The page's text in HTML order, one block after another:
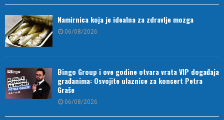
Namirnica koja je idealna za zdravlje mozga
06/08/2026
Bingo Group i ove godine otvara vrata VIP događaja
građanima: Osvojite ulaznice za koncert Petra
Graše
06/08/2026